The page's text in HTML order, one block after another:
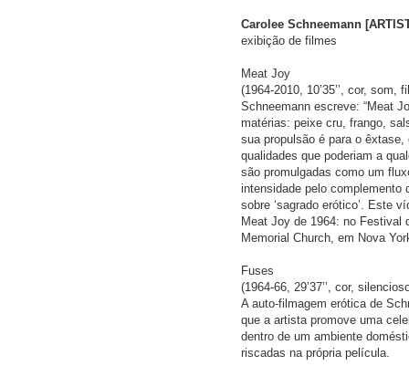
Carolee Schneemann
exibição de filmes
Meat Joy
(1964-2010, 10’35’’, cor,
Schneemann escreve: “Meat
matérias: peixe cru, frango,
sua propulsão é para o
qualidades que poderiam a
são promulgadas como um
intensidade pelo complemento
sobre ‘sagrado erótico’. Este
Meat Joy de 1964: no Festival
Memorial Church, em Nova
Fuses
(1964-66, 29’37’’, cor,
A auto-filmagem erótica de
que a artista promove uma
dentro de um ambiente
riscadas na própria película.